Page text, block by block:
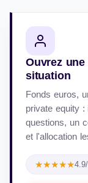
Ouvrez
situation
Fonds euros,
private equity :
questions, un
et l'allocation
★★★★★